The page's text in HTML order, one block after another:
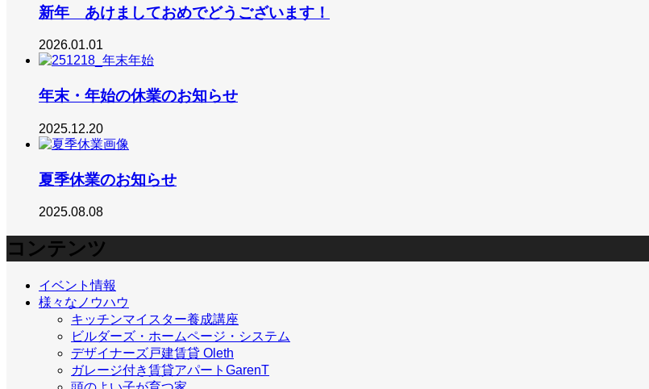
新年 あけましておめでどうございます！
2026.01.01
年末・年始の休業のお知らせ
2025.12.20
夏季休業のお知らせ
2025.08.08
コンテンツ
イベント情報
様々なノウハウ
キッチンマイスター養成講座
ビルダーズ・ホームページ・システム
デザイナーズ戸建賃貸 Oleth
ガレージ付き賃貸アパートGarenT